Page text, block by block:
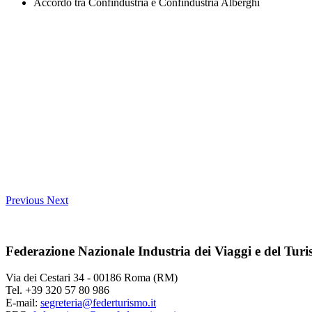
Previous Next
Federazione Nazionale Industria dei Viaggi e del
Via dei Cestari 34 - 00186 Roma (RM)
Tel. +39 320 57 80 986
E-mail: segreteria@federturismo.it